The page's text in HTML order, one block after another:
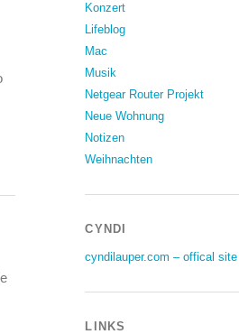
Konzert
Lifeblog
Mac
Musik
Netgear Router Projekt
Neue Wohnung
Notizen
Weihnachten
CYNDI
cyndilauper.com – offical site
LINKS